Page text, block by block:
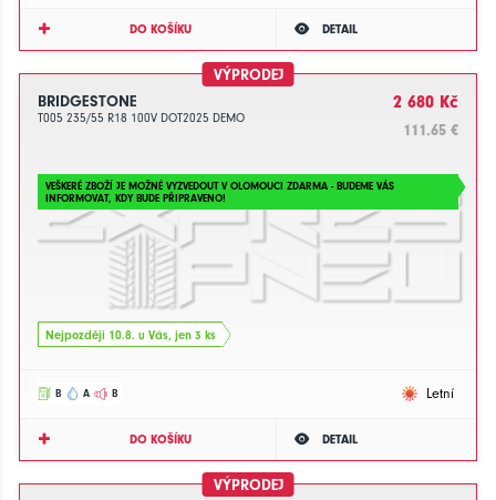
DO KOŠÍKU DETAIL
VÝPRODEJ
BRIDGESTONE
T005 235/55 R18 100V DOT2025 DEMO
2 680 Kč
111.65 €
VEŠKERÉ ZBOŽÍ JE MOŽNÉ VYZVEDOUT V OLOMOUCI ZDARMA - BUDEME VÁS
INFORMOVAT, KDY BUDE PŘIPRAVENO!
Nejpozději 10.8. u Vás, jen 3 ks
B A B Letní
DO KOŠÍKU DETAIL
VÝPRODEJ